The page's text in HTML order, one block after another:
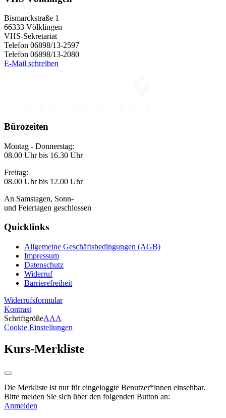
Bismarckstraße 1
66333 Völklingen
VHS-Sekretariat
Telefon 06898/13-2597
Telefon 06898/13-2080
E-Mail schreiben
Bürozeiten
Montag - Donnerstag:
08.00 Uhr bis 16.30 Uhr
Freitag:
08.00 Uhr bis 12.00 Uhr
An Samstagen, Sonn-
und Feiertagen geschlossen
Quicklinks
Allgemeine Geschäftsbedingungen (AGB)
Impressum
Datenschutz
Widerruf
Barrierefreiheit
Widerrufsformular
Kontrast
SchriftgrößeAAA
Cookie Einstellungen
Kurs-Merkliste
Die Merkliste ist nur für eingeloggte Benutzer*innen einsehbar.
Bitte melden Sie sich über den folgenden Button an:
Anmelden